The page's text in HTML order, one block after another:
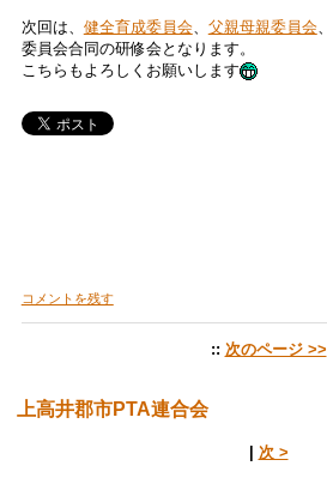
次回は、 健全育成委員会、 父親母親委員会、
委員会合同の研修会となります。
こちらもよろしくお願いします
コメントを残す
:: 次のページ >>
上高井郡市PTA連合会
次 >